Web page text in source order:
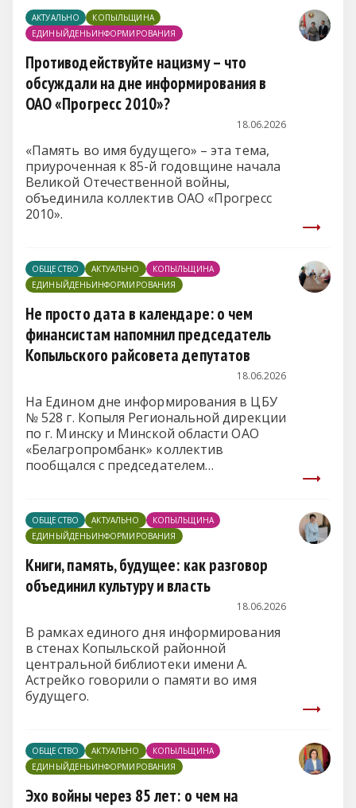
АКТУАЛЬНО
КОПЫЛЬЩИНА
ЕДИНЫЙДЕНЬИНФОРМИРОВАНИЯ
Противодействуйте нацизму – что
обсуждали на дне информирования в
ОАО «Прогресс 2010»?
18.06.2026
«Память во имя будущего» – эта тема,
приуроченная к 85-й годовщине начала
Великой Отечественной войны,
объединила коллектив ОАО «Прогресс
2010».
ОБЩЕСТВО АКТУАЛЬНО
КОПЫЛЬЩИНА
ЕДИНЫЙДЕНЬИНФОРМИРОВАНИЯ
Не просто дата в календаре: о чем
финансистам напомнил председатель
Копыльского райсовета депутатов
18.06.2026
На Едином дне информирования в ЦБУ
№ 528 г. Копыля Региональной дирекции
по г. Минску и Минской области ОАО
«Белагропромбанк» коллектив
пообщался с председателем
ОБЩЕСТВО АКТУАЛЬНО
КОПЫЛЬЩИНА
ЕДИНЫЙДЕНЬИНФОРМИРОВАНИЯ
Книги, память, будущее: как разговор
объединил культуру и власть
18.06.2026
В рамках единого дня информирования
в стенах Копыльской районной
центральной библиотеки имени А.
Астрейко говорили о памяти во имя
будущего.
ОБЩЕСТВО АКТУАЛЬНО
КОПЫЛЬЩИНА
ЕДИНЫЙДЕНЬИНФОРМИРОВАНИЯ
Эхо войны через 85 лет: о чем на